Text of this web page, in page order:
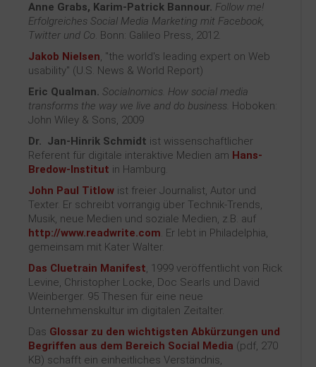
Anne Grabs, Karim-Patrick Bannour. Follow me!
Erfolgreiches Social Media Marketing mit Facebook,
Twitter und Co . Bonn: Galileo Press, 2012.
Jakob Nielsen, "the world's leading expert on Web
usability" (U.S. News & World Report)
Eric Qualman. Socialnomics. How social media
transforms the way we live and do business. Hoboken:
John Wiley & Sons, 2009
Dr. Jan-Hinrik Schmidt ist wissenschaftlicher
Referent für digitale interaktive Medien am Hans-
Bredow-Institut in Hamburg.
John Paul Titlow ist freier Journalist, Autor und
Texter. Er schreibt vorrangig über Technik-Trends,
Musik, neue Medien und soziale Medien, z.B. auf
http://www.readwrite.com . Er lebt in Philadelphia,
gemeinsam mit Kater Walter.
Das Cluetrain Manifest, 1999 veröffentlicht von Rick
Levine, Christopher Locke, Doc Searls und David
Weinberger. 95 Thesen für eine neue
Unternehmenskultur im digitalen Zeitalter.
Das Glossar zu den wichtigsten Abkürzungen und
Begriffen aus dem Bereich Social Media (pdf, 270
KB) schafft ein einheitliches Verständnis,